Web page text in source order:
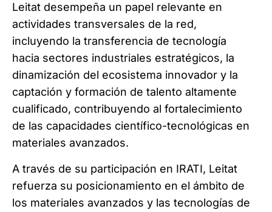
Leitat desempeña un papel relevante en
actividades transversales de la red,
incluyendo la transferencia de tecnología
hacia sectores industriales estratégicos, la
dinamización del ecosistema innovador y la
captación y formación de talento altamente
cualificado, contribuyendo al fortalecimiento
de las capacidades científico-tecnológicas en
materiales avanzados.
A través de su participación en IRATI, Leitat
refuerza su posicionamiento en el ámbito de
los materiales avanzados y las tecnologías de